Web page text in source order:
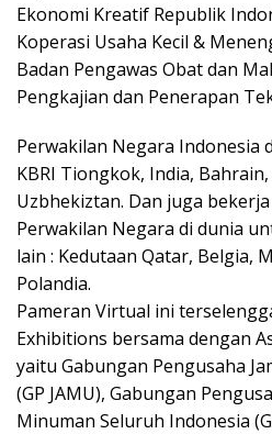
Ekonomi Kreatif Republik
Koperasi Usaha Kecil &
Badan Pengawas Obat dan
Pengkajian dan Penerapan
Perwakilan Negara Indonesia
KBRI Tiongkok, India,
Uzbhekiztan. Dan juga
Perwakilan Negara di dunia
lain : Kedutaan Qatar, Belgia,
Polandia.
Pameran Virtual ini
Exhibitions bersama dengan
yaitu Gabungan Pengusaha
(GP JAMU), Gabungan
Minuman Seluruh Indonesia